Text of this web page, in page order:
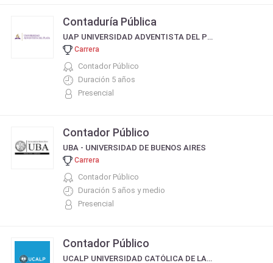
Contaduría Pública
UAP UNIVERSIDAD ADVENTISTA DEL PLATA
Carrera
Contador Público
Duración 5 años
Presencial
Contador Público
UBA - UNIVERSIDAD DE BUENOS AIRES
Carrera
Contador Público
Duración 5 años y medio
Presencial
Contador Público
UCALP UNIVERSIDAD CATÓLICA DE LA PLATA